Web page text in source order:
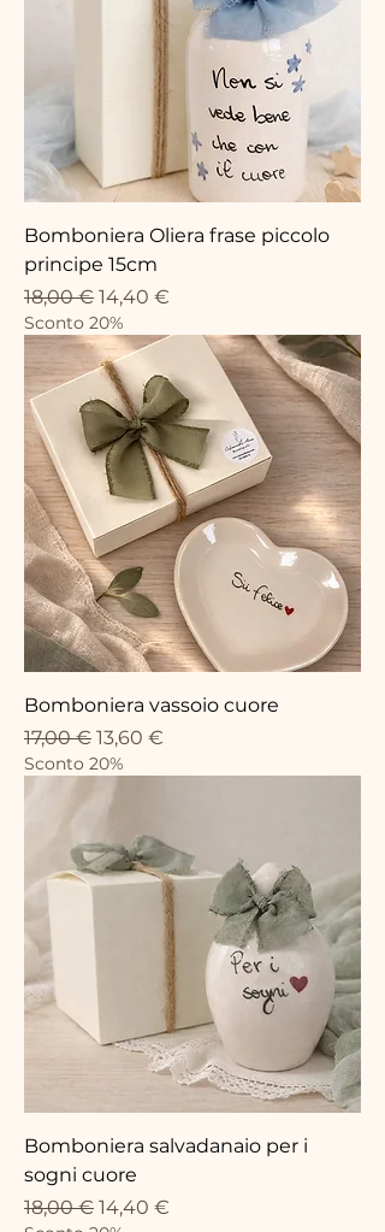
Bomboniera Oliera frase piccolo
principe 15cm
Prezzo regolare
18,00 € Prezzo scontato
14,40 €
Sconto 20%
Bomboniera vassoio cuore
Prezzo regolare
17,00 € Prezzo scontato
13,60 €
Sconto 20%
Bomboniera salvadanaio per i
sogni cuore
Prezzo regolare
18,00 € Prezzo scontato
14,40 €